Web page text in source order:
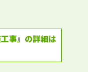
事』の詳細は